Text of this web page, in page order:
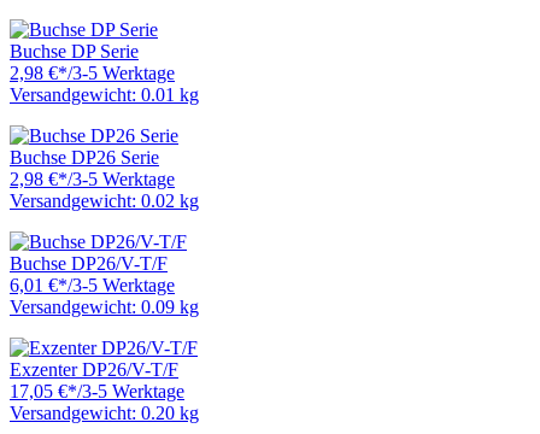
Buchse DP Serie
2,98 €*/3-5 Werktage
Versandgewicht: 0.01 kg
Buchse DP26 Serie
2,98 €*/3-5 Werktage
Versandgewicht: 0.02 kg
Buchse DP26/V-T/F
6,01 €*/3-5 Werktage
Versandgewicht: 0.09 kg
Exzenter DP26/V-T/F
17,05 €*/3-5 Werktage
Versandgewicht: 0.20 kg